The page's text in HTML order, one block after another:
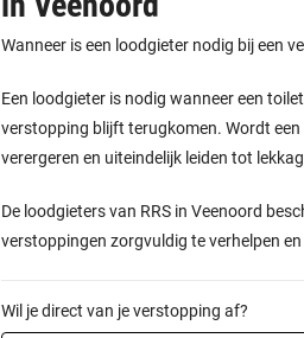
Wanneer is een loodgieter nodig bij een
Een loodgieter is nodig wanneer een
verstopping blijft terugkomen. Wordt
verergeren en uiteindelijk leiden tot
De loodgieters van RRS in Veenoord
verstoppingen zorgvuldig te verhelpen
Wil je direct van je verstopping af?